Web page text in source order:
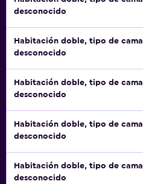
desconocido
Habitación doble, tipo de cama
desconocido
Habitación doble, tipo de cama
desconocido
Habitación doble, tipo de cama
desconocido
Habitación doble, tipo de cama
desconocido